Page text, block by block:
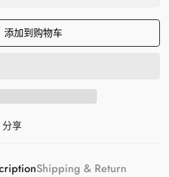
添加到购物车
分享
Shipping & Return